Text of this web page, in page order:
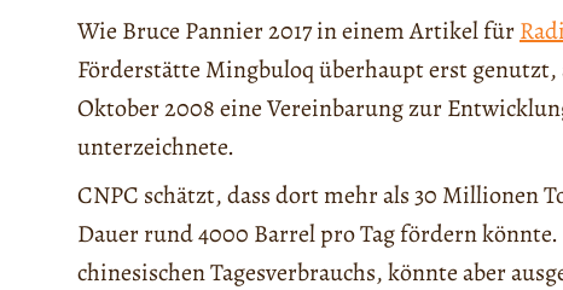
Wie Bruce Pannier 2017 in einem Artikel für
Förderstätte Mingbuloq überhaupt erst
Oktober 2008 eine Vereinbarung zur
unterzeichnete.
CNPC schätzt, dass dort mehr als 30 Millionen
Dauer rund 4000 Barrel pro Tag fördern
chinesischen Tagesverbrauchs, könnte aber